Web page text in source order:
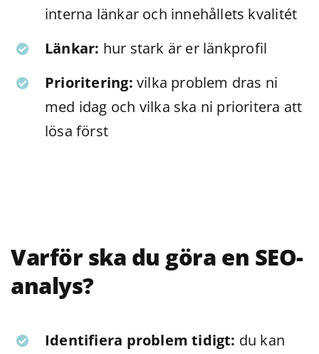
interna länkar och innehållets kvalitét
Länkar: hur stark är er länkprofil
Prioritering: vilka problem dras ni
med idag och vilka ska ni prioritera att
lösa först
Varför ska du göra en SEO-
analys?
Identifiera problem tidigt: du kan